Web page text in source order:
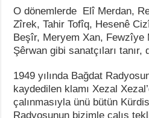
O dönemlerde Elî Merdan,
Zîrek, Tahir Tofîq, Hesenê
Beşîr, Meryem Xan, Fewzîye
Şêrwan gibi sanatçıları
1949 yılında Bağdat
kaydedilen klamı Xezal
çalınmasıyla ünü bütün
Radyosunun bizimle çalış